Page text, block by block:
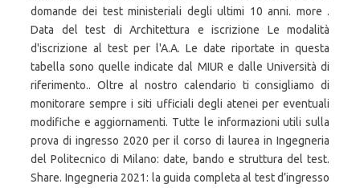
domande dei test ministeriali degli ultimi 10 anni. more .
Data del test di Architettura e iscrizione Le modalità
d'iscrizione al test per l'A.A. Le date riportate in questa
tabella sono quelle indicate dal MIUR e dalle Università di
riferimento.. Oltre al nostro calendario ti consigliamo di
monitorare sempre i siti ufficiali degli atenei per eventuali
modifiche e aggiornamenti. Tutte le informazioni utili sulla
prova di ingresso 2020 per il corso di laurea in Ingegneria
del Politecnico di Milano: date, bando e struttura del test.
Share. Ingegneria 2021: la guida completa al test d’ingresso